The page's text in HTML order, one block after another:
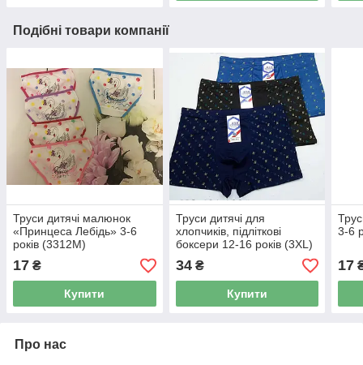
Подібні товари компанії
Труси дитячі малюнок
«Принцеса Лебідь» 3-6
років (3312М)
17 ₴
Купити
Труси дитячі для
хлопчиків, підліткові
боксери 12-16 років (3XL)
34₴
Купити
3-6
17
Про нас